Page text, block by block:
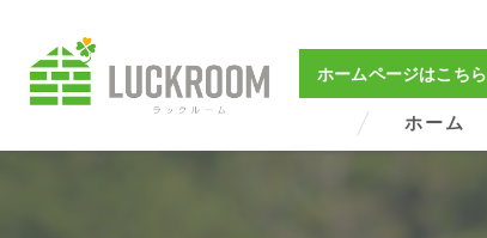
ホームページはこちら
ホーム